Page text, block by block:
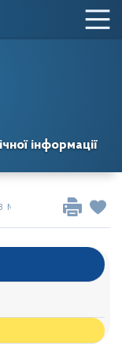
інформації
місті Кривому